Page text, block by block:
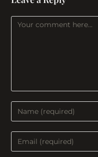
Comment
Enter
your
name
or
Enter
your